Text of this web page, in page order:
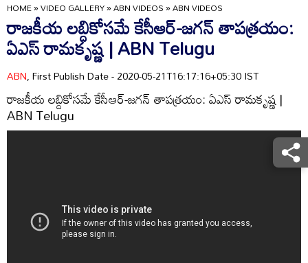
HOME»VIDEO GALLERY»ABN VIDEOS»ABN VIDEOS
రాజకీయ లబ్దికోసమే కేసీఆర్‌-జగన్‌ తాపత్రయం:
ఏఎస్‌ రామకృష్ణ | ABN Telugu
ABN, First Publish Date - 2020-05-21T16:17:16+05:30 IST
రాజకీయ లబ్దికోసమే కేసీఆర్‌-జగన్‌ తాపత్రయం: ఏఎస్‌ రామకృష్ణ |
ABN Telugu